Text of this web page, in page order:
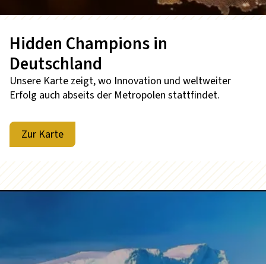
Hidden Champions in
Deutschland
Unsere Karte zeigt, wo Innovation und weltweiter
Erfolg auch abseits der Metropolen stattfindet.
Zur Karte